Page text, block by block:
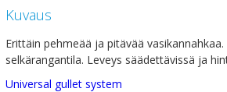
Kuvaus
Erittäin pehmeää ja pitävää
selkärangantila. Leveys säädettävissä ja
Universal gullet system